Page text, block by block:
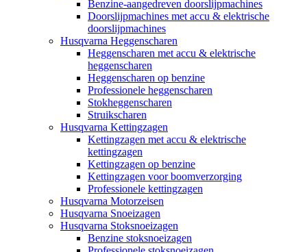
Benzine-aangedreven doorslijpmachines
Doorslijpmachines met accu & elektrische
doorslijpmachines
Husqvarna Heggenscharen
Heggenscharen met accu & elektrische
heggenscharen
Heggenscharen op benzine
Professionele heggenscharen
Stokheggenscharen
Struikscharen
Husqvarna Kettingzagen
Kettingzagen met accu & elektrische
kettingzagen
Kettingzagen op benzine
Kettingzagen voor boomverzorging
Professionele kettingzagen
Husqvarna Motorzeisen
Husqvarna Snoeizagen
Husqvarna Stoksnoeizagen
Benzine stoksnoeizagen